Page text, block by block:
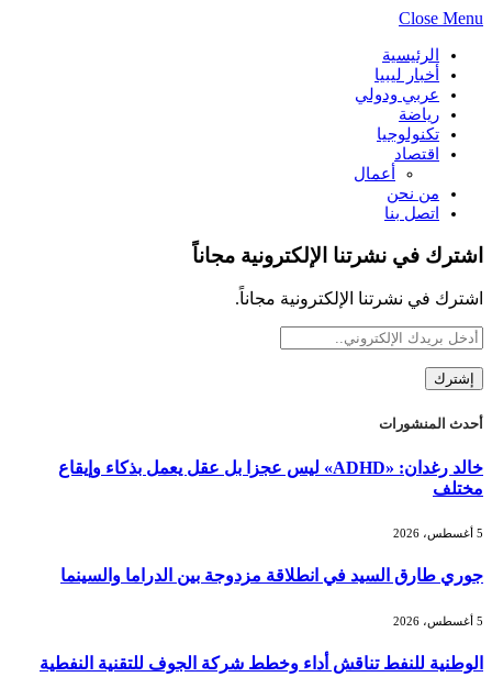
Close Menu
الرئيسية
أخبار ليبيا
عربي ودولي
رياضة
تكنولوجيا
اقتصاد
أعمال
من نحن
اتصل بنا
اشترك في نشرتنا الإلكترونية مجاناً
اشترك في نشرتنا الإلكترونية مجاناً.
أحدث المنشورات
خالد رغدان: «ADHD» ليس عجزا بل عقل يعمل بذكاء وإيقاع
مختلف
جوري طارق السيد في انطلاقة مزدوجة بين الدراما والسينما
الوطنية للنفط تناقش أداء وخطط شركة الجوف للتقنية النفطية